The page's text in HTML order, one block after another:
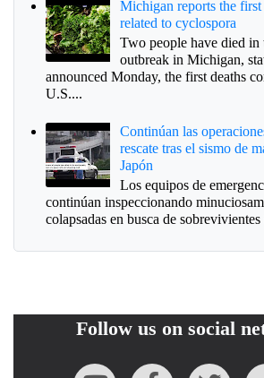
Michigan reports the
related to cyclospora
Two people have died in
outbreak in Michigan,
announced Monday, the first deaths
U.S....
Continúan las
rescate tras el sismo de
Japón
Los equipos de
continúan inspeccionando
colapsadas en busca de
Follow us on social